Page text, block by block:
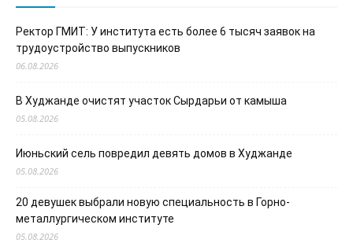
Ректор ГМИТ: У института есть более 6 тысяч заявок на
трудоустройство выпускников
06.08.2026
В Худжанде очистят участок Сырдарьи от камыша
05.08.2026
Июньский сель повредил девять домов в Худжанде
05.08.2026
20 девушек выбрали новую специальность в Горно-
металлургическом институте
05.08.2026